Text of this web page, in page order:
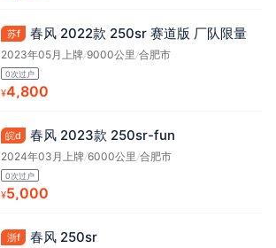
苏f 春风 2022款 250sr 赛道版 厂队限量
2023年05月上牌/9000公里/合肥市
0次过户
¥4,800
皖d 春风 2023款 250sr-fun
2024年03月上牌/6000公里/合肥市
0次过户
¥5,000
浙f 春风 250sr